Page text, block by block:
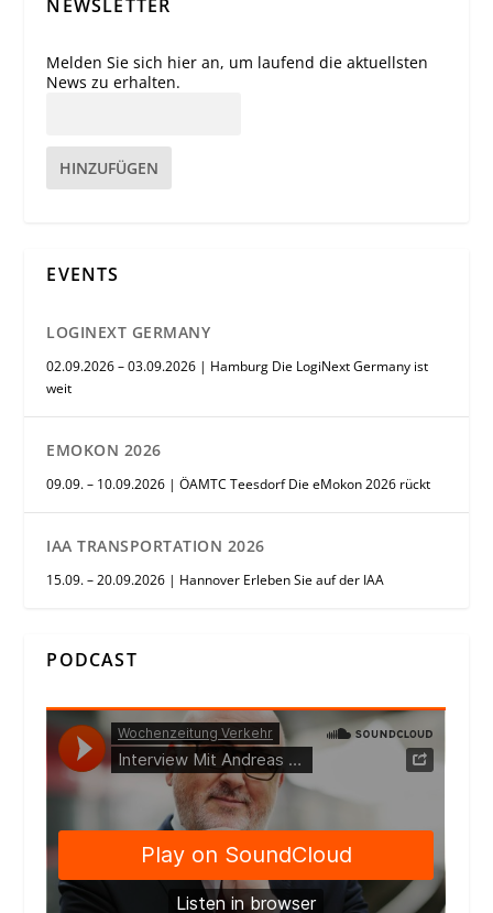
NEWSLETTER
Melden Sie sich hier an, um laufend die aktuellsten
News zu erhalten.
HINZUFÜGEN
EVENTS
LOGINEXT GERMANY
02.09.2026 – 03.09.2026 | Hamburg Die LogiNext Germany ist
weit
EMOKON 2026
09.09. – 10.09.2026 | ÖAMTC Teesdorf Die eMokon 2026 rückt
IAA TRANSPORTATION 2026
15.09. – 20.09.2026 | Hannover Erleben Sie auf der IAA
PODCAST